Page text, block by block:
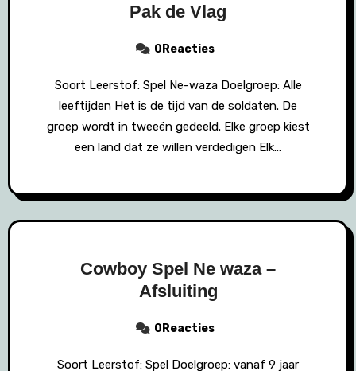
Pak de Vlag
0Reacties
Soort Leerstof: Spel Ne-waza Doelgroep: Alle
leeftijden Het is de tijd van de soldaten. De
groep wordt in tweeën gedeeld. Elke groep kiest
een land dat ze willen verdedigen Elk…
Cowboy Spel Ne waza –
Afsluiting
0Reacties
Soort Leerstof: Spel Doelgroep: vanaf 9 jaar